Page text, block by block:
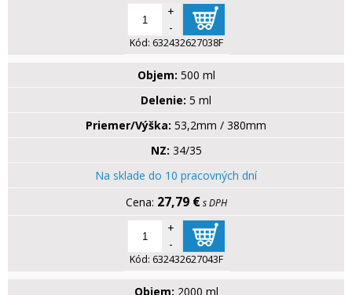
+
-
Kód: 632432627038F
Objem: 500 ml
Delenie: 5 ml
Priemer/Výška: 53,2mm / 380mm
NZ: 34/35
Na sklade do 10 pracovných dní
27,79 € s DPH
+
-
Kód: 632432627043F
Objem: 2000 ml